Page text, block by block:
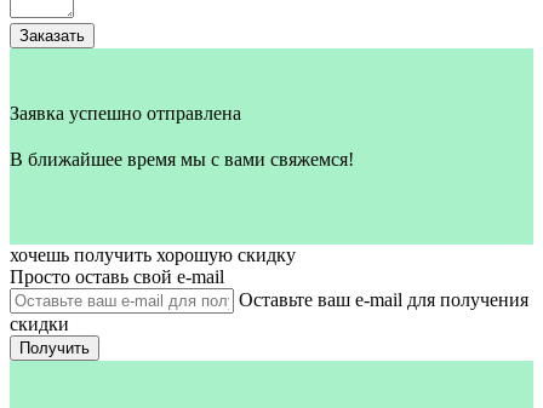
Заказать
Заявка успешно отправлена
В ближайшее время мы с вами свяжемся!
хочешь получить хорошую скидку
Просто оставь свой e‑mail
Оставьте ваш e-mail для получения
скидки
Получить